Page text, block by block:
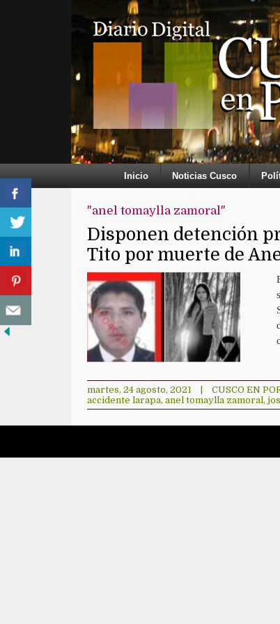
Inicio Noticias Cusco
"anel tomaylla zamoral"
Disponen detención
Tito por muerte de
martes, 24 agosto, 2021 CUSCO EN
accidente larapa, anel tomaylla zamoral,